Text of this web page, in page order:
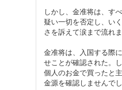
しかし、金准将は、す
疑い一切を否定し、い
さを訴えて涙まで流れま
金准将は、入国する際
せことが確認された。
個人のお金で買ったと
金源を確認しませんでし